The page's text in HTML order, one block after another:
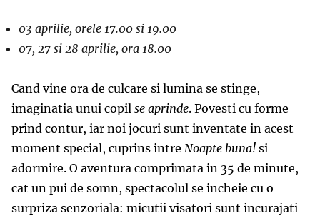
03 aprilie, orele 17.00 si 19.00
07, 27 si 28 aprilie, ora 18.00
Cand vine ora de culcare si lumina se stinge,
imaginatia unui copil se aprinde. Povesti cu forme
prind contur, iar noi jocuri sunt inventate in acest
moment special, cuprins intre Noapte buna! si
adormire. O aventura comprimata in 35 de minute,
cat un pui de somn, spectacolul se incheie cu o
surpriza senzoriala: micutii visatori sunt incurajati